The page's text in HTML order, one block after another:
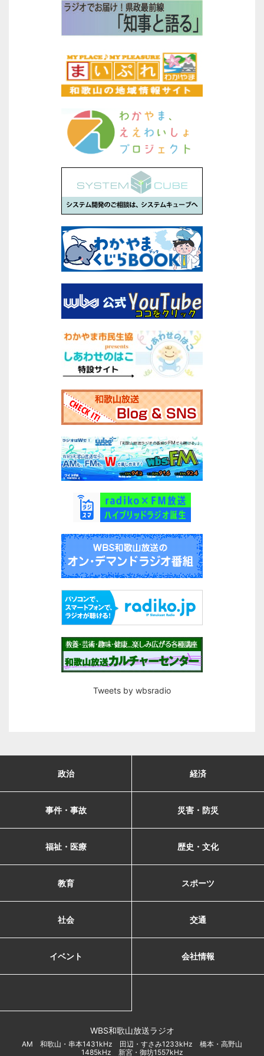
Tweets by wbsradio
政治 経済
事件・事故 災害・防災
福祉・医療 歴史・文化
教育 スポーツ
社会 交通
イベント 会社情報
WBS和歌山放送ラジオ
AM 和歌山・串本1431kHz 田辺・すさみ1233kHz 橋本・高野山
1485kHz 新宮・御坊1557kHz